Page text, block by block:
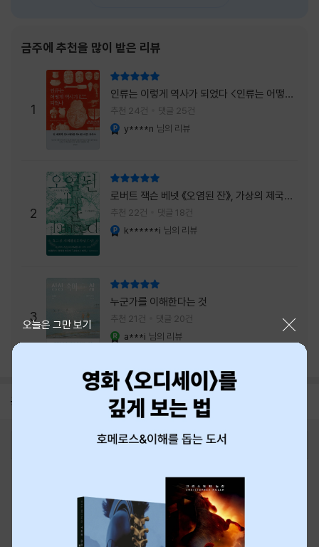
는다는 것, 대신 지나온 시간 속에서 비로소 알
있고 무너지지 않는 것보다 다시 일어서는 일이
더 중요하다는 사실을 담담하게 보여줍니다. 그
래서 읽는 내내 위로가 과장되지 않았고, 오히
려 그 절제된 진심 덕분에 더 오래 마음에 남았
습니다. 책 곳곳에
금주에 추천을 많이 받은 리뷰
1
인류는 이렇게 역사가 되었다 <인류는 어떻게
역사가 되었나>
추천 24건 댓글 25건
y****n 님의 리뷰
2
로버트 잭슨 베넷 《오염된 잔》, 가상의 제국이
주는 실감과 미스터리 사건의 치밀함이 이루어
내는 최상의 시너지...
추천 22건 댓글 18건
k******i 님의 리뷰
3
누군가를 이해한다는 것
추천 21건 댓글 20건
a***i 님의 리뷰
공지 8월 신용카드 무이자할부 안내
오늘은 그만 보기
최근 본 상품
티켓 1544-6399
중고샵 1566-4295
eBook 1:1문의/채팅상담
예스이십사(주) 사업자 정보
이용약관
개인정보처리방침
청소년보호정책